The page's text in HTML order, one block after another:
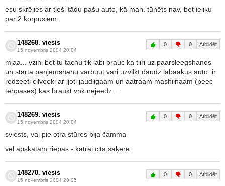
esu skrējies ar tieši tādu pašu auto, kā man. tūnēts nav, bet ieliku
par 2 korpusiem.
148268. viesis
15.novembris 2004 20:04
0 0 Atbildēt
mjaa... vzini bet tu tachu tik labi brauc ka tiiri uz paarsleegshanos
un starta panjemshanu varbuut vari uzvilkt daudz labaakus auto. ir
redzeeti cilveeki ar ljoti jaudiigaam un aatraam mashiinaam (peec
tehpases) kas braukt vnk nejeedz...
148269. viesis
15.novembris 2004 20:04
0 0 Atbildēt
sviests, vai pie otra stūres bija čamma
vēl apskatam riepas - katrai cita saķere
148270. viesis
15.novembris 2004 20:05
0 0 Atbildēt